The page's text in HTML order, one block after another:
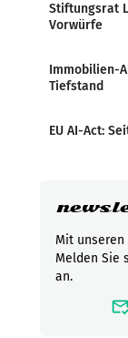
Stiftungsrat
Vorwürfe
Immobilien-
Tiefstand
EU AI-Act:
Mit unseren
Melden Sie
an.
mark_email_read